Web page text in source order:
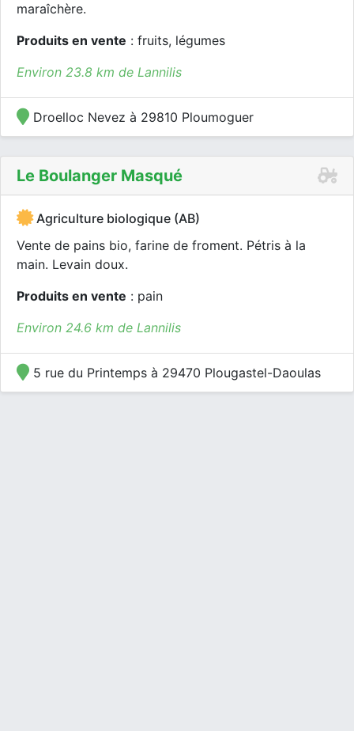
maraîchère.
Produits en vente : fruits, légumes
Environ 23.8 km de Lannilis
Droelloc Nevez à 29810 Ploumoguer
Le Boulanger Masqué
Agriculture biologique (AB)
Vente de pains bio, farine de froment. Pétris à la
main. Levain doux.
Produits en vente : pain
Environ 24.6 km de Lannilis
5 rue du Printemps à 29470 Plougastel-Daoulas